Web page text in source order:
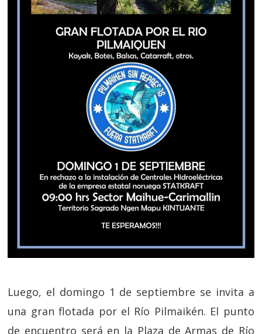
Luego, el domingo 1 de septiembre se invita a
una gran flotada por el Río Pilmaikén. El punto
de encuentro será en la Plaza de Armas de Río